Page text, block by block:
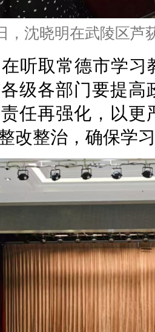
，沈晓明在武陵区芦
听取常德市学
级各部门要提
任再强化，以
改整治，确保学